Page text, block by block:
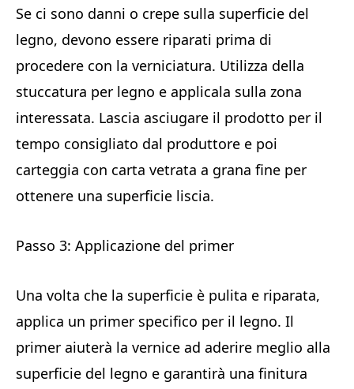
Se ci sono danni o crepe sulla superficie del
legno, devono essere riparati prima di
procedere con la verniciatura. Utilizza della
stuccatura per legno e applicala sulla zona
interessata. Lascia asciugare il prodotto per il
tempo consigliato dal produttore e poi
carteggia con carta vetrata a grana fine per
ottenere una superficie liscia.
Passo 3: Applicazione del primer
Una volta che la superficie è pulita e riparata,
applica un primer specifico per il legno. Il
primer aiuterà la vernice ad aderire meglio alla
superficie del legno e garantirà una finitura